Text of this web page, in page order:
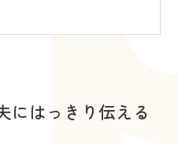
にはっきり伝える